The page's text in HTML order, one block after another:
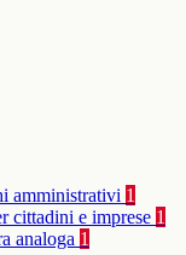
amministrativi 1
cittadini e imprese 1
analoga 1